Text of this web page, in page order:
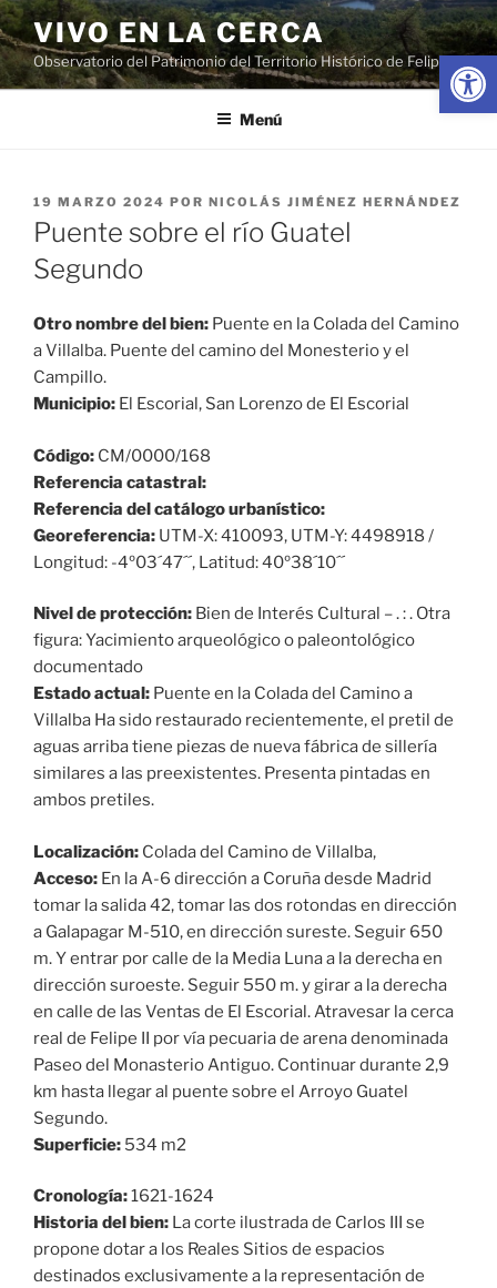
Abrir
Saltar
al
contenido
VIVO EN LA CERCA
Observatorio del Patrimonio del Territorio Histórico de Felipe II
Menú
PUBLICADO
EL
19 MARZO 2024 POR NICOLÁS JIMÉNEZ HERNÁNDEZ
Puente sobre el río Guatel
Segundo
Otro nombre del bien: Puente en la Colada del Camino
a Villalba. Puente del camino del Monesterio y el
Campillo.
Municipio: El Escorial, San Lorenzo de El Escorial
Código: CM/0000/168
Referencia catastral:
Referencia del catálogo urbanístico:
Georeferencia: UTM-X: 410093, UTM-Y: 4498918 /
Longitud: -4º03´47´´, Latitud: 40º38´10´´
Nivel de protección: Bien de Interés Cultural – . : . Otra
figura: Yacimiento arqueológico o paleontológico
documentado
Estado actual: Puente en la Colada del Camino a
Villalba Ha sido restaurado recientemente, el pretil de
aguas arriba tiene piezas de nueva fábrica de sillería
similares a las preexistentes. Presenta pintadas en
ambos pretiles.
Localización: Colada del Camino de Villalba,
Acceso: En la A-6 dirección a Coruña desde Madrid
tomar la salida 42, tomar las dos rotondas en dirección
a Galapagar M-510, en dirección sureste. Seguir 650
m. Y entrar por calle de la Media Luna a la derecha en
dirección suroeste. Seguir 550 m. y girar a la derecha
en calle de las Ventas de El Escorial. Atravesar la cerca
real de Felipe II por vía pecuaria de arena denominada
Paseo del Monasterio Antiguo. Continuar durante 2,9
km hasta llegar al puente sobre el Arroyo Guatel
Segundo.
Superficie: 534 m2
Cronología:1621-1624
Historia del bien: La corte ilustrada de Carlos III se
propone dotar a los Reales Sitios de espacios
destinados exclusivamente a la representación de